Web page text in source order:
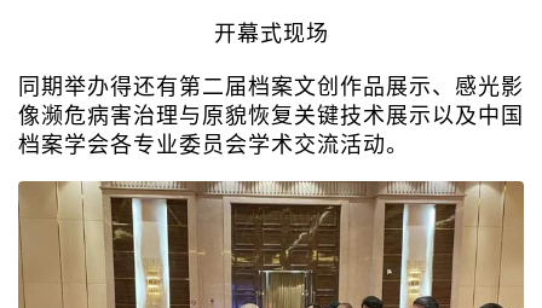
开幕式现场
同期举办得还有第二届档案文创作品展示、感光影
像濒危病害治理与原貌恢复关键技术展示以及中国
档案学会各专业委员会学术交流活动。